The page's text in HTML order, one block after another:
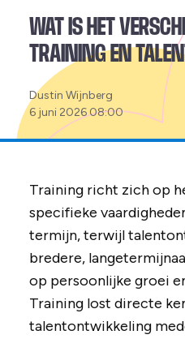
WAT IS HET
TRAINING EN
Posted
by:
Dustin Wijnberg
6 juni 2026 08:00
Training richt zich op
specifieke
termijn, terwijl
bredere,
op persoonlijke groei
Training lost directe
talentontwikkeling